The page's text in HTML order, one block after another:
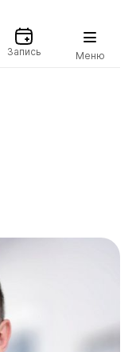
Запись Меню